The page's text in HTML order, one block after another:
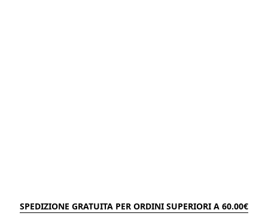
SPEDIZIONE GRATUITA PER ORDINI SUPERIORI A 60.00€